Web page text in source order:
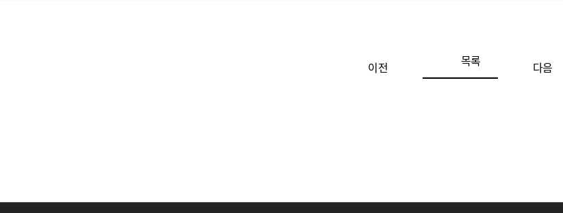
이전 목록 다음